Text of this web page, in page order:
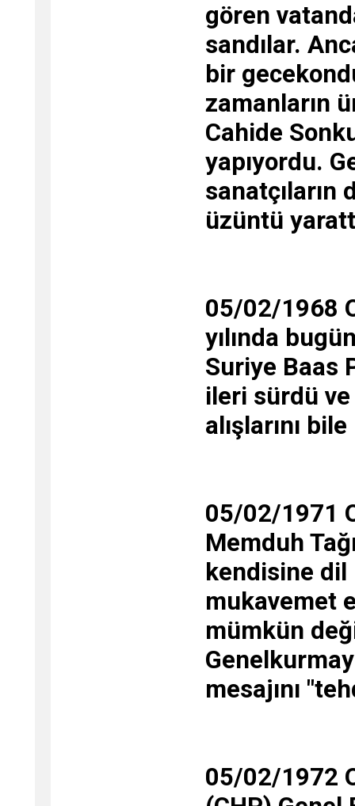
gören
sandılar.
bir
zamanların
Cahide
yapıyordu.
sanatçıların
üzüntü
05/02/1968
yılında
Suriye Baas
ileri sürdü
alışlarını
05/02/1971
Memduh
kendisine dil
mukavemet
mümkün
mesajını
05/02/1972